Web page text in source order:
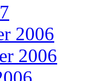
2006
2006